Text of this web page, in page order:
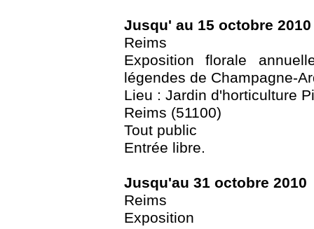
Jusqu' au 15 octobre 2010
Reims
Exposition florale
légendes de Champagne-
Lieu : Jardin d'horticulture
Reims (51100)
Tout public
Entrée libre.
Jusqu'au 31 octobre 2010
Reims
Exposition